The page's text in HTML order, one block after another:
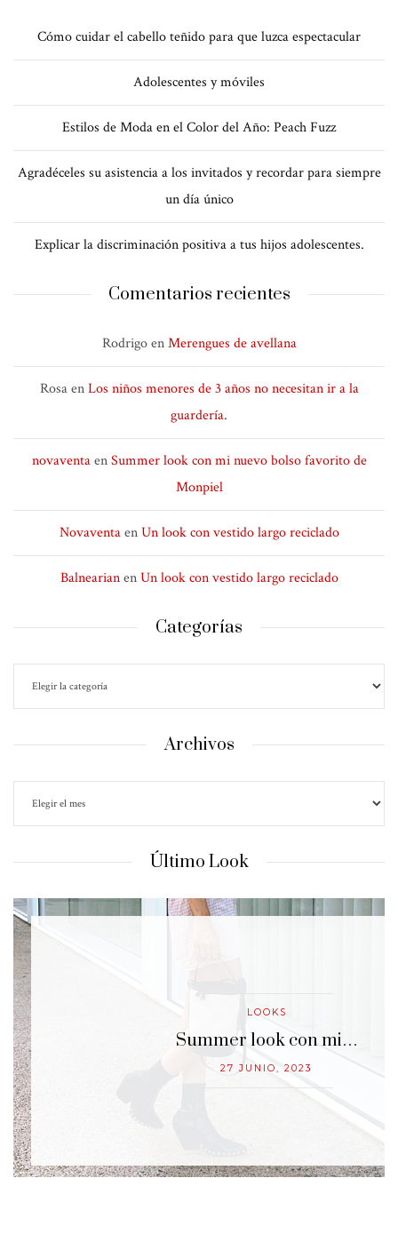
Cómo cuidar el cabello teñido para que luzca espectacular
Adolescentes y móviles
Estilos de Moda en el Color del Año: Peach Fuzz
Agradéceles su asistencia a los invitados y recordar para siempre
un día único
Explicar la discriminación positiva a tus hijos adolescentes.
Comentarios recientes
RodrigoenMerengues de avellana
RosaenLos niños menores de 3 años no necesitan ir a la
guardería.
novaventaenSummer look con mi nuevo bolso favorito de
Monpiel
NovaventaenUn look con vestido largo reciclado
BalnearianenUn look con vestido largo reciclado
Categorías
Archivos
Último Look
LOOKS
Summer look con mi…
27 JUNIO, 2023